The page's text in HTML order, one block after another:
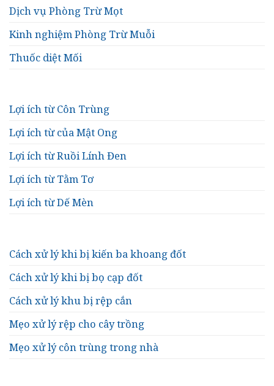
Dịch vụ Phòng Trừ Mọt
Kinh nghiệm Phòng Trừ Muỗi
Thuốc diệt Mối
Lợi ích từ Côn Trùng
Lợi ích từ của Mật Ong
Lợi ích từ Ruồi Lính Đen
Lợi ích từ Tằm Tơ
Lợi ích từ Dế Mèn
Cách xử lý khi bị kiến ba khoang đốt
Cách xử lý khi bị bọ cạp đốt
Cách xử lý khu bị rệp cắn
Mẹo xử lý rệp cho cây trồng
Mẹo xử lý côn trùng trong nhà